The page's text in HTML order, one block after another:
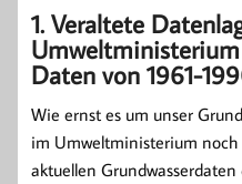
1. Veraltete
Daten von 1961-
Wie ernst es um unser
im Umweltministerium
aktuellen